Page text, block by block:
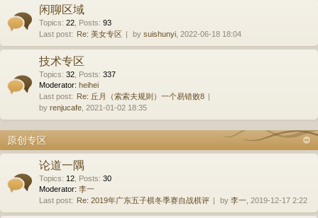
闲聊区域
Topics: 22 Posts: 93
Last post: Re: 美女专区 by suishunyi , 2022-06-18 18:04
技术专区
Topics: 32 Posts: 337
Moderator: heihei
Last post: Re: 丘月（索索夫规则）一个易错败8
by renjucafe , 2021-01-02 18:35
原创专区
论道一隅
Topics: 12 Posts: 30
Moderator: 李一
Last post: Re: 2019年广东五子棋冬季赛自战棋评 by 李一 , 2019-12-17 2:22